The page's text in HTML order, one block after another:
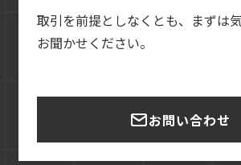
取引を前提としなくとも、まずは
お聞かせください。
お問い合わせ